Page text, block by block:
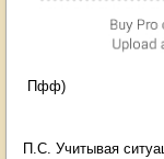
Пфф)
П.С. Учитывая